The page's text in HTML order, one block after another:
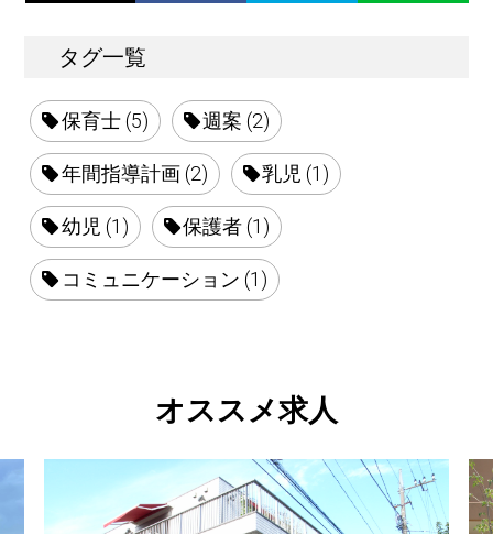
タグ一覧
保育士 (5) 週案 (2)
年間指導計画 (2) 乳児 (1)
幼児 (1) 保護者 (1)
コミュニケーション (1)
オススメ求人